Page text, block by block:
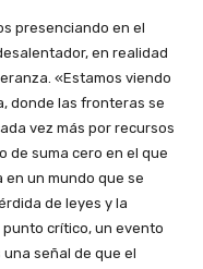
presenciando en el
en realidad
«Estamos viendo
donde las fronteras se
vez más por recursos
de suma cero en el que
un mundo que se
de leyes y la
crítico, un evento
señal de que el